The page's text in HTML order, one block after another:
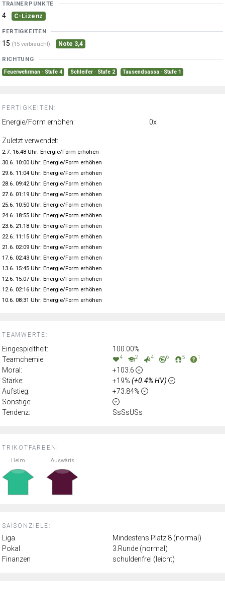
TRIKOTFARBEN:
Heim Auswärts
SAISONZIELE:
Liga
Mindestens Platz 8 (normal)
Pokal
3.Runde (normal)
Finanzen
schuldenfrei (leicht)
TEAMWERTE:
Eingespieltheit:
100.00%
Teamchemie:
4 2 4 6 5 1
Moral:
+103.6
Stärke:
+19% (+0.4% HV)
Aufstieg:
+73.84%
Sonstige:
Tendenz:
SsSsUSs
TRAINERPUNKTE
4 C-Lizenz
FERTIGKEITEN
15 (15 verbraucht) Note 3,4
RICHTUNG
Feuerwehrman · Stufe 4 Schleifer · Stufe 2 Tausendsassa · Stufe 1
FERTIGKEITEN:
Energie/Form erhöhen: 0x
Zuletzt verwendet:
2.7. 16:48 Uhr: Energie/Form erhöhen
30.6. 10:00 Uhr: Energie/Form erhöhen
29.6. 11:04 Uhr: Energie/Form erhöhen
28.6. 09:42 Uhr: Energie/Form erhöhen
27.6. 01:19 Uhr: Energie/Form erhöhen
25.6. 10:50 Uhr: Energie/Form erhöhen
24.6. 18:55 Uhr: Energie/Form erhöhen
23.6. 21:18 Uhr: Energie/Form erhöhen
22.6. 11:15 Uhr: Energie/Form erhöhen
21.6. 02:09 Uhr: Energie/Form erhöhen
17.6. 02:43 Uhr: Energie/Form erhöhen
13.6. 15:45 Uhr: Energie/Form erhöhen
12.6. 15:07 Uhr: Energie/Form erhöhen
12.6. 02:16 Uhr: Energie/Form erhöhen
10.6. 08:31 Uhr: Energie/Form erhöhen